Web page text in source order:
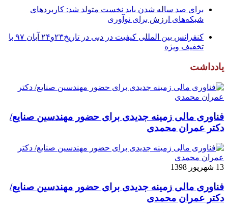
برای صد ساله شدن باید نخست متولد شد: کاربردهای
شبکه‌های ارزش برای نوآوری
کنفرانس بین المللی کیفیت در دبی در تاریخ۲۳و۲۴ آبان ۹۷ با
تخفیف ویژه
یادداشت
فناوری مالی زمینه جدیدی برای حضور مهندسین صنایع/
دکتر عمران محمدی
13 شهریور 1398
فناوری مالی زمینه جدیدی برای حضور مهندسین صنایع/
دکتر عمران محمدی